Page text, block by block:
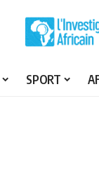
SPORT